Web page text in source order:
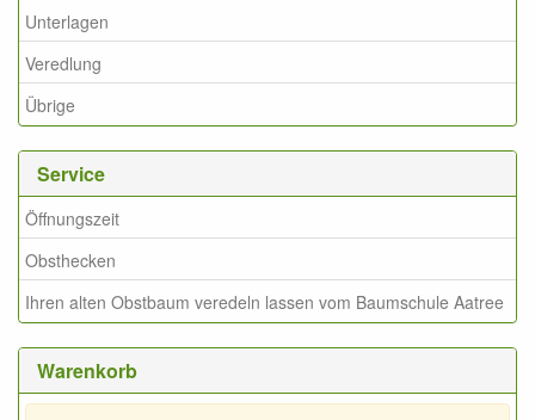
Unterlagen
Veredlung
Übrige
Service
Öffnungszeit
Obsthecken
Ihren alten Obstbaum veredeln lassen vom Baumschule Aatree
Warenkorb